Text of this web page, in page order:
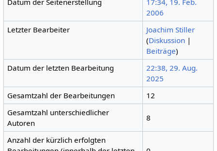
2006
Letzter Bearbeiter
Joachim Stiller
(Diskussion |
Beiträge)
Datum der letzten Bearbeitung
22:38, 29. Aug.
2025
Gesamtzahl der Bearbeitungen
12
Gesamtzahl unterschiedlicher
Autoren
8
Anzahl der kürzlich erfolgten